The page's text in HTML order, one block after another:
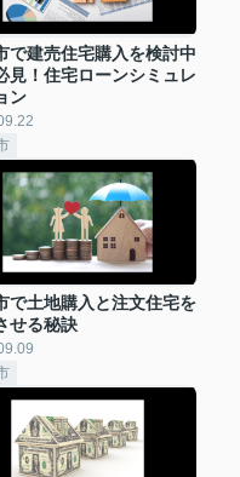
で建売住宅購入を検討中
見！住宅ローンシミュレ
ン
で土地購入と注文住宅を
せる秘訣